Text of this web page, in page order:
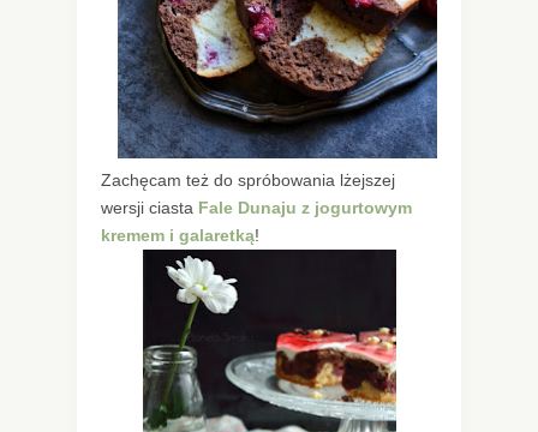
Zachęcam też do spróbowania lżejszej
wersji ciasta Fale Dunaju z jogurtowym
kremem i galaretką!